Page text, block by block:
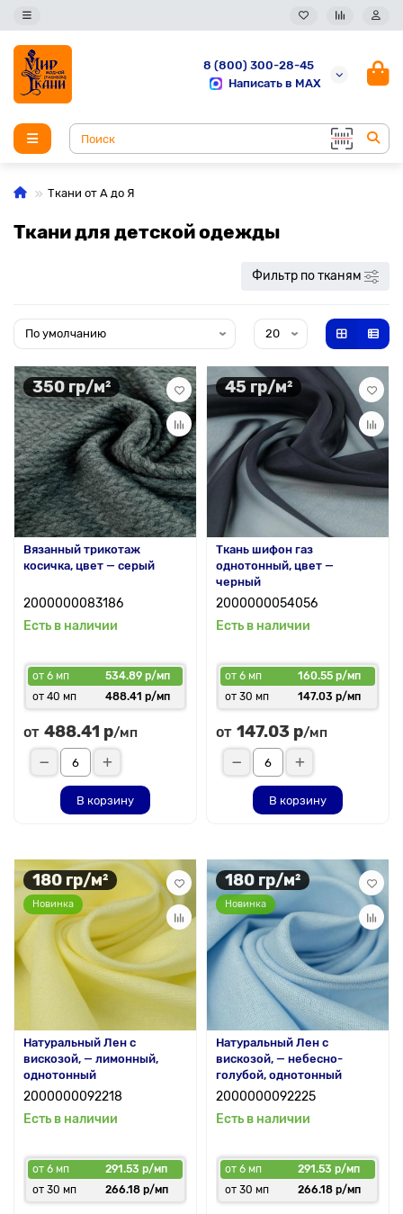
8 (800) 300-28-45
Написать в MAX
Ткани от А до Я
Ткани для детской одежды
Фильтр по тканям
350 гр/м²
Вязанный трикотаж
косичка, цвет — серый
2000000083186
Есть в наличии
от 6 мп
534.89 р/мп
от 40 мп
488.41 р/мп
от 488.41 р/мп
В корзину
45 гр/м²
Ткань шифон газ
однотонный, цвет —
черный
2000000054056
Есть в наличии
от 6 мп
160.55 р/мп
от 30 мп
147.03 р/мп
от 147.03 р/мп
В корзину
180 гр/м²
Новинка
Натуральный Лен с
вискозой, — лимонный,
однотонный
2000000092218
Есть в наличии
от 6 мп
291.53 р/мп
от 30 мп
266.18 р/мп
180 гр/м²
Новинка
Натуральный Лен с
вискозой, — небесно-
голубой, однотонный
2000000092225
Есть в наличии
от 6 мп
291.53 р/мп
от 30 мп
266.18 р/мп